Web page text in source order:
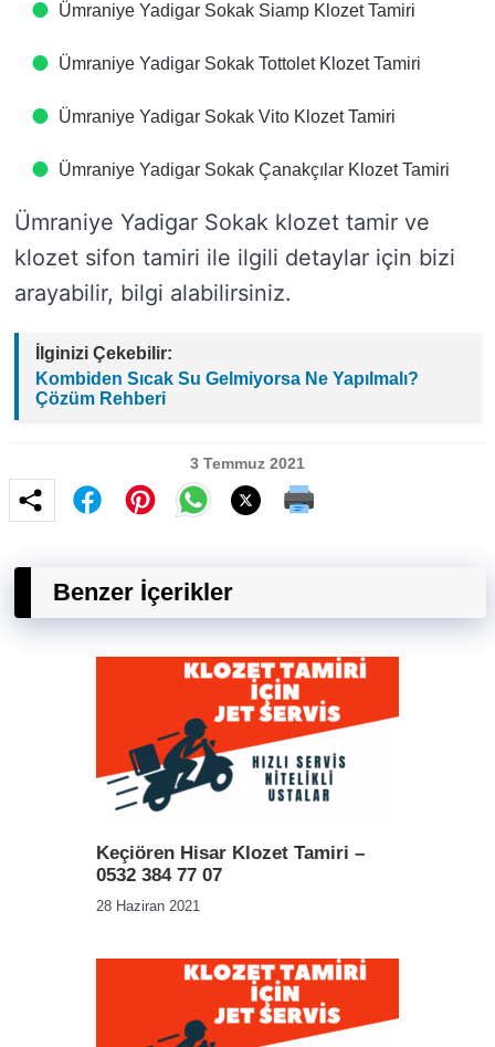
Ümraniye Yadigar Sokak Siamp Klozet Tamiri
Ümraniye Yadigar Sokak Tottolet Klozet Tamiri
Ümraniye Yadigar Sokak Vito Klozet Tamiri
Ümraniye Yadigar Sokak Çanakçılar Klozet Tamiri
Ümraniye Yadigar Sokak klozet tamir ve
klozet sifon tamiri ile ilgili detaylar için bizi
arayabilir, bilgi alabilirsiniz.
İlginizi Çekebilir:
Kombiden Sıcak Su Gelmiyorsa Ne Yapılmalı?
Çözüm Rehberi
3 Temmuz 2021
Benzer İçerikler
Keçiören Hisar Klozet Tamiri –
0532 384 77 07
28 Haziran 2021